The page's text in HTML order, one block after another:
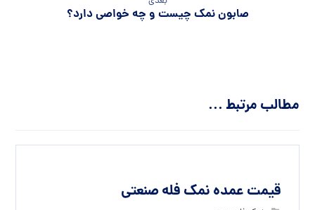
صابون نمک چیست و چه خواصی دارد؟
مطالب مرتبط ...
قیمت عمده نمک فله صنعتی